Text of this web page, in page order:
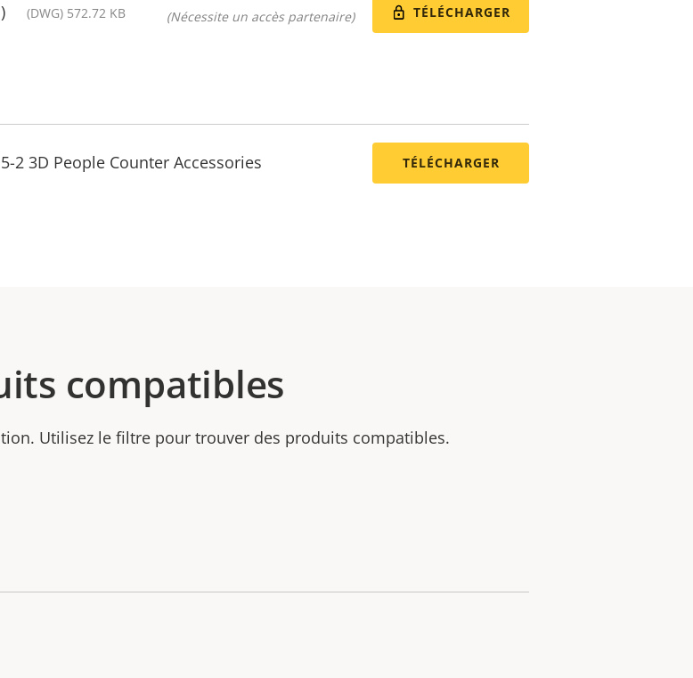
(DWG) 572.72 KB (Nécessite un accès partenaire) TÉLÉCHARGER
2 3D People Counter Accessories TÉLÉCHARGER
compatibles
Utilisez le filtre pour trouver des produits compatibles.